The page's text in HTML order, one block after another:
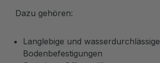
Dazu gehören:
Langlebige und wasserdurchlässige
Bodenbefestigungen